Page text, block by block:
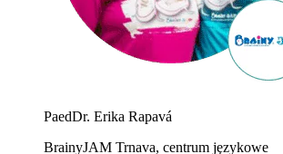
PaedDr. Erika Rapavá
BrainyJAM Trnava, centrum językowe